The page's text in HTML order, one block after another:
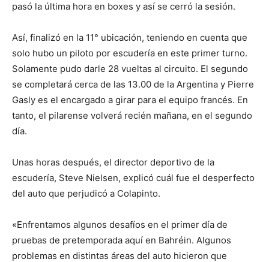
pasó la última hora en boxes y así se cerró la sesión.
Así, finalizó en la 11° ubicación, teniendo en cuenta que
solo hubo un piloto por escudería en este primer turno.
Solamente pudo darle 28 vueltas al circuito. El segundo
se completará cerca de las 13.00 de la Argentina y Pierre
Gasly es el encargado a girar para el equipo francés. En
tanto, el pilarense volverá recién mañana, en el segundo
día.
Unas horas después, el director deportivo de la
escudería, Steve Nielsen, explicó cuál fue el desperfecto
del auto que perjudicó a Colapinto.
«Enfrentamos algunos desafíos en el primer día de
pruebas de pretemporada aquí en Bahréin. Algunos
problemas en distintas áreas del auto hicieron que